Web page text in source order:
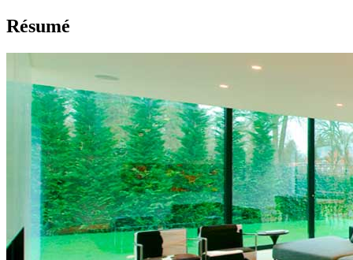
Résumé